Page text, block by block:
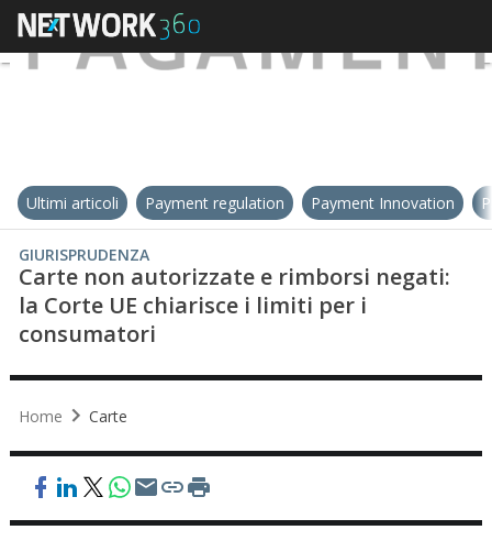
Ultimi articoli Payment regulation Payment Innovation
GIURISPRUDENZA
Carte non autorizzate e rimborsi negati:
la Corte UE chiarisce i limiti per i
consumatori
Home Carte